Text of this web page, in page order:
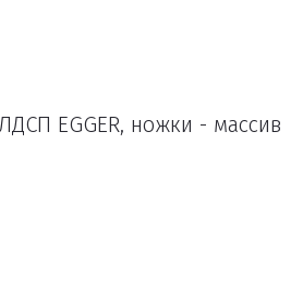
EGGER, ножки - массив